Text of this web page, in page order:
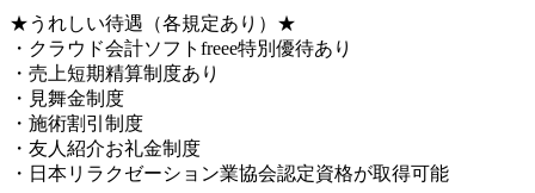
★うれしい待遇（各規定あり）★
・クラウド会計ソフトfreee特別優待あり
・売上短期精算制度あり
・見舞金制度
・施術割引制度
・友人紹介お礼金制度
・日本リラクゼーション業協会認定資格が取得可能